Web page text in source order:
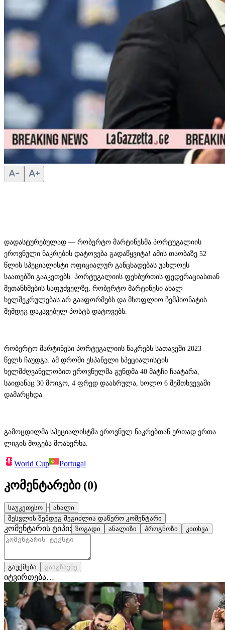
დადასტურებულად — რობერტო მარტინესმა პორტუგალიის
ეროვნული ნაკრების დატოვება გადაწყვიტა! ამის თაობაზე 52
წლის სპეციალისტი ოფიციალურ განცხადებას უახლოეს
საათებში გააკეთებს. პორტუგალიის ფეხბურთის ფედერაციასთან
შეთანხმების საფუძველზე, რობერტო მარტინესი ახალ
ხელშეკრულებას არ გააფორმებს და მსოფლიო ჩემპიონატის
შემდეგ დაკავებულ პოსტს დატოვებს.
რობერტო მარტინესი პორტუგალიის ნაკრებს სათავეში 2023
წელს ჩაუდგა. ამ დროში ესპანელი სპეციალისტის
ხელმძღვანელობით ეროვნულმა გუნდმა 40 მატჩი ჩაატარა,
საიდანაც 30 მოიგო, 4 ფრედ დაასრულა, ხოლო 6 შემთხვევაში
დამარცხდა.
გამოცდილმა სპეციალისტმა ეროვნულ ნაკრებთან ერთად ერთა
ლიგის მოგება მოახერხა.
World Cup Portugal
კომენტარები (0)
საუკეთესო · ახალი
შესვლის შემდეგ შეგიძლია დაწერო კომენტარი
კომენტარის ტიპი: ზოგადი ანალიზი პროგნოზი კითხვა
გაუქმება გააგზავნე
იტვირთება…